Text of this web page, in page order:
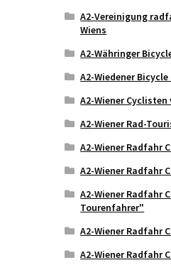
A2-Vereinigung
Wiens
A2-Währinger
A2-Wiedener Bicycle
A2-Wiener Cyclisten
A2-Wiener Rad-
A2-Wiener Radfahr
A2-Wiener Radfahr
A2-Wiener Radfahr
Tourenfahrer"
A2-Wiener Radfahr
A2-Wiener Radfahr